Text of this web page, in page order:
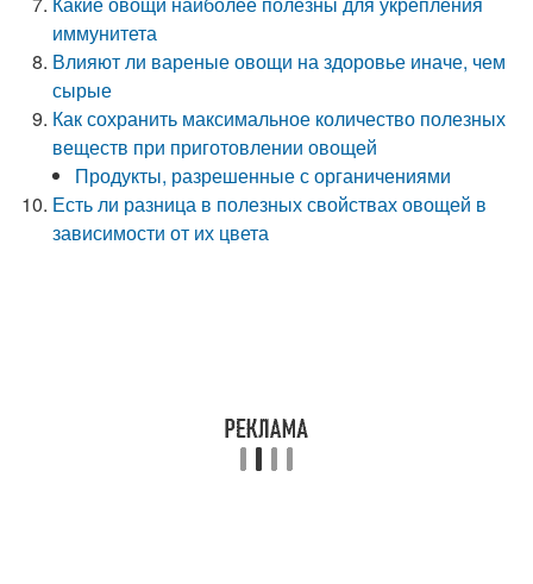
иммунитета
Влияют ли вареные овощи на здоровье иначе, чем
сырые
Как сохранить максимальное количество полезных
веществ при приготовлении овощей
Продукты, разрешенные с органичениями
Есть ли разница в полезных свойствах овощей в
зависимости от их цвета